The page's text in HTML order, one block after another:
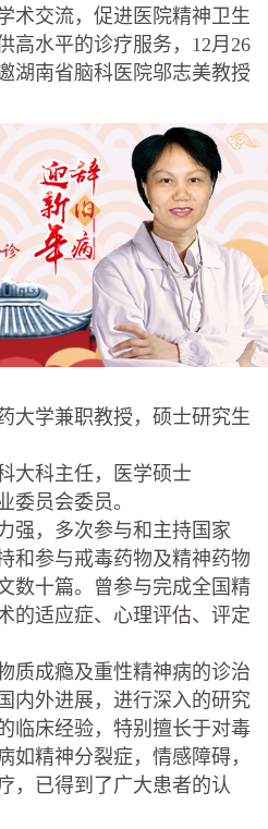
交流，促进医院精神卫生
高水平的诊疗服务，12月26
湖南省脑科医院邬志美教授
学兼职教授，硕士研究生
科主任，医学硕士
员会委员。
，多次参与和主持国家
和参与戒毒药物及精神药物
数十篇。曾参与完成全国精
的适应症、心理评估、评定
成瘾及重性精神病的诊治
内外进展，进行深入的研究
临床经验，特别擅长于对毒
如精神分裂症，情感障碍，
，已得到了广大患者的认